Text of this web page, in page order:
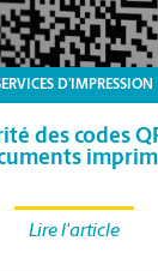
D’IMPRESSION
des codes
Lire l'article